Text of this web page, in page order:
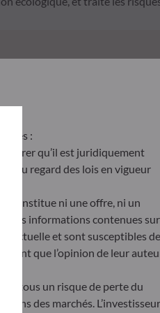
:
qu’il est juridiquement
au regard des lois en vigueur
constitue ni une offre, ni un
Les informations contenues sur
et sont susceptibles de
que l’opinion de leur
tous un risque de perte du
des marchés. L’investisseur